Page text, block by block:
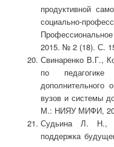
продуктивной
социально-
2015. № 2 (18). С.
Свинаренко В.Г.,
по
дополнительного
вузов и системы
М.: НИЯУ МИФИ,
Судьина Л. Н.,
поддержка